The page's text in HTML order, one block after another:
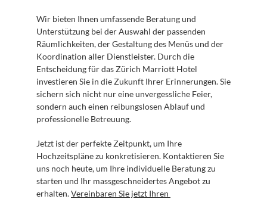
Wir bieten Ihnen umfassende Beratung und
Unterstützung bei der Auswahl der passenden
Räumlichkeiten, der Gestaltung des Menüs und der
Koordination aller Dienstleister. Durch die
Entscheidung für das Zürich Marriott Hotel
investieren Sie in die Zukunft Ihrer Erinnerungen. Sie
sichern sich nicht nur eine unvergessliche Feier,
sondern auch einen reibungslosen Ablauf und
professionelle Betreuung.
Jetzt ist der perfekte Zeitpunkt, um Ihre
Hochzeitspläne zu konkretisieren. Kontaktieren Sie
uns noch heute, um Ihre individuelle Beratung zu
starten und Ihr massgeschneidertes Angebot zu
erhalten. Vereinbaren Sie jetzt Ihren